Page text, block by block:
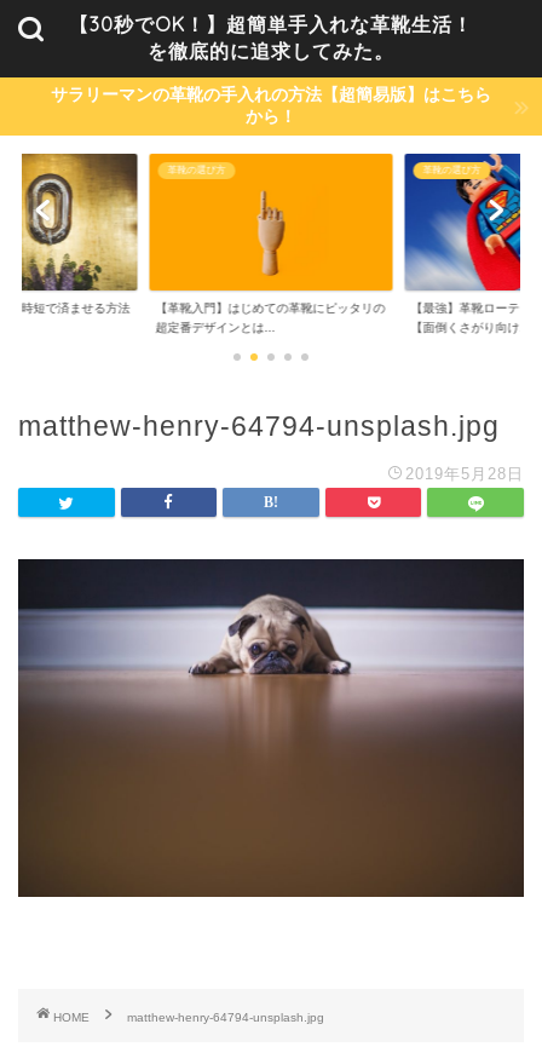
【30秒でOK！】超簡単手入れな革靴生活！
を徹底的に追求してみた。
サラリーマンの革靴の手入れの方法【超簡易版】はこちら
から！
・時短で済ませる方法
革靴の選び方
【革靴入門】はじめての革靴にピッタリの
超定番デザインとは...
革靴の選び方
【最強】革靴ローテー
【面倒くさがり向け...
matthew-henry-64794-unsplash.jpg
2019年5月28日
HOME matthew-henry-64794-unsplash.jpg